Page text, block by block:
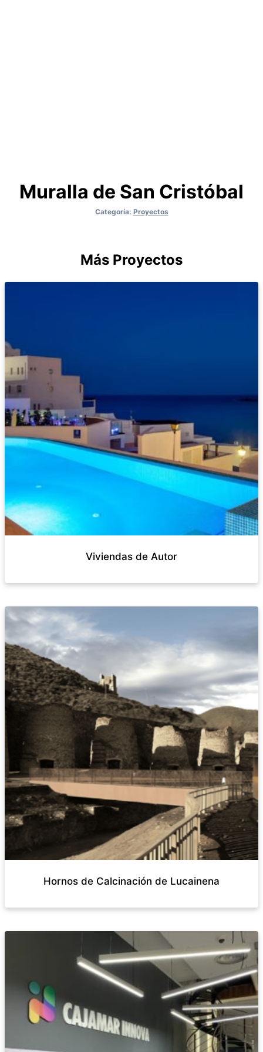
Muralla de San Cristóbal
Categoría: Proyectos
Viviendas de Autor
Hornos de Calcinación de Lucainena